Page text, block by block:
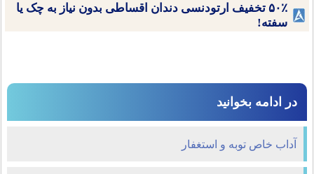
۵۰٪ تخفیف ارتودنسی دندان اقساطی بدون نیاز به چک یا
سفته!
در ادامه بخوانید
آداب خاص توبه و استغفار